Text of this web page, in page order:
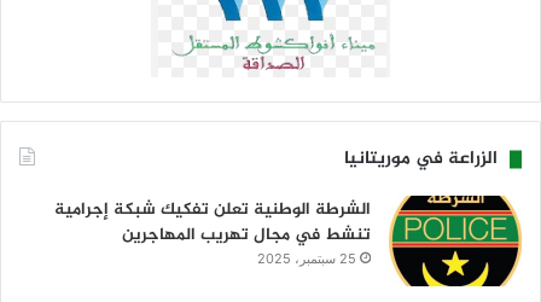
الزراعة في موريتانيا
الشرطة الوطنية تعلن تفكيك شبكة إجرامية
تنشط في مجال تهريب المهاجرين
25 سبتمبر، 2025